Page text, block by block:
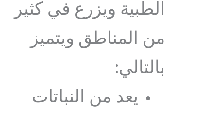
الطبية ويزرع في كثير
من المناطق ويتميز
بالتالي:
يعد من النباتات